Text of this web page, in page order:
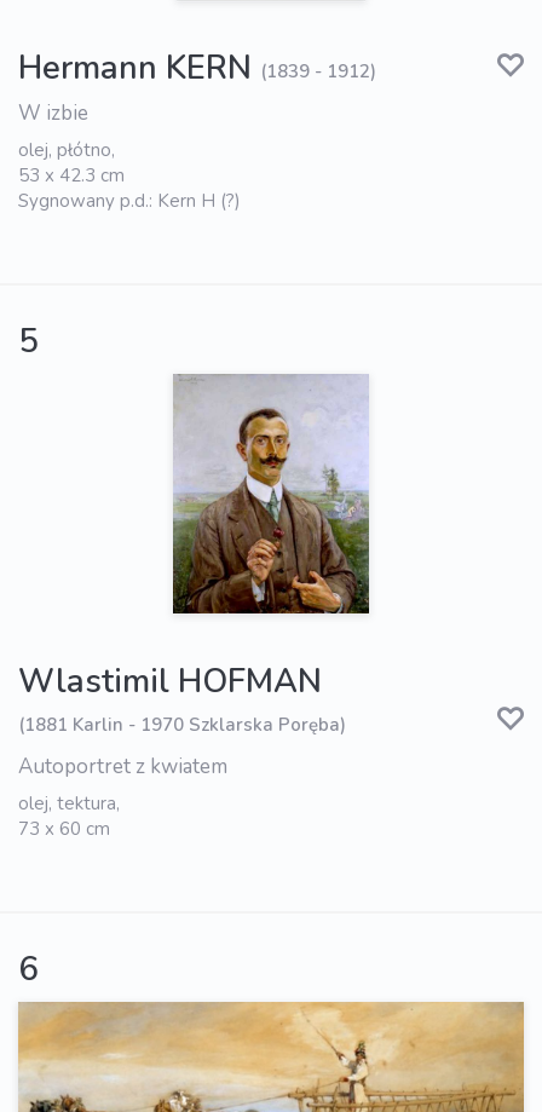
Hermann KERN (1839 - 1912)
W izbie
olej, płótno,
53 x 42.3 cm
Sygnowany p.d.: Kern H (?)
5
Wlastimil HOFMAN
(1881 Karlin - 1970 Szklarska Poręba)
Autoportret z kwiatem
olej, tektura,
73 x 60 cm
6